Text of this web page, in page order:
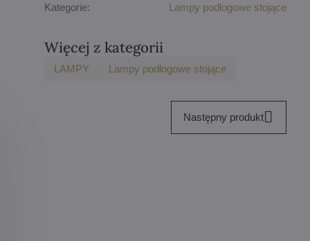
Kategorie: Lampy podłogowe stojące
Więcej z kategorii
LAMPY Lampy podłogowe stojące
Następny produkt